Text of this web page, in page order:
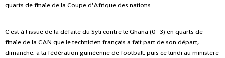
quarts de finale de la Coupe d'Afrique des nations.
C'est à l'issue de la défaite du Syli contre le Ghana (0- 3) en quarts de
finale de la CAN que le technicien français a fait part de son départ,
dimanche, à la fédération guinéenne de football, puis ce lundi au ministère